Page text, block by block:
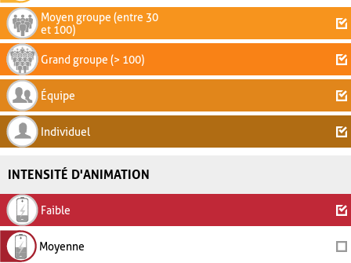
Moyen groupe (entre 30
et 100)
Grand groupe (> 100)
Équipe
Individuel
INTENSITÉ D'ANIMATION
Faible
Moyenne